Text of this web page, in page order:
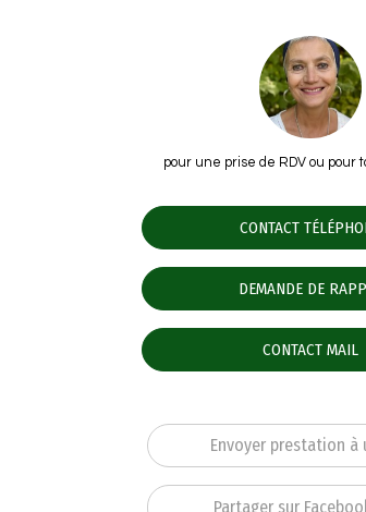
pour une prise de RDV ou pour
CONTACT
DEMANDE DE
CONTACT MAIL
Envoyer prestation à
Partager sur